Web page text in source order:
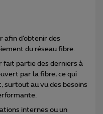
d’obtenir des
du réseau fibre.
fait partie des derniers à
par la fibre, ce qui
surtout au vu des besoins
internes ou un